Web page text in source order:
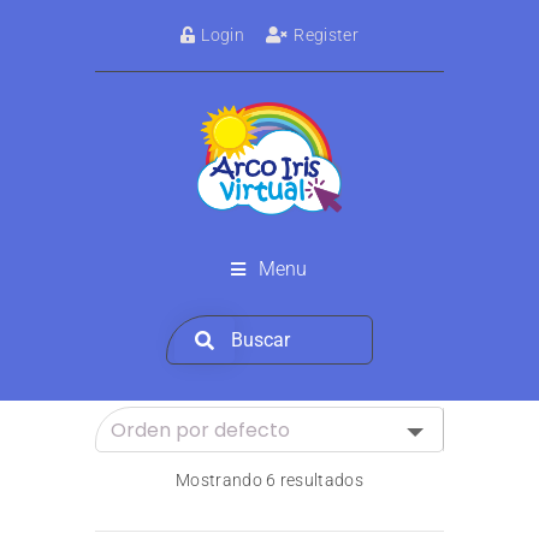
Login Register
Menu
Mostrando 6 resultados